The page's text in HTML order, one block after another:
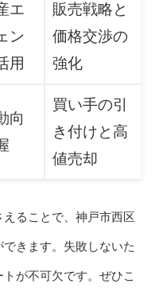
エ
ン
用
販売戦略と
価格交渉の
強化
向
買い手の引
き付けと高
値売却
ることで、神戸市西区
きます。失敗しないた
が不可欠です。ぜひこ